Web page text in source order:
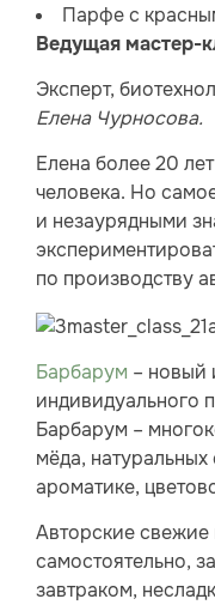
Парфе с
Ведущая мастер-
Эксперт,
Елена Чурносова.
Елена более 20
человека. Но
и незаурядными
по производству
Барбарум – новый
индивидуального
Барбарум –
мёда,
ароматике,
Авторские
самостоятельно,
завтраком,